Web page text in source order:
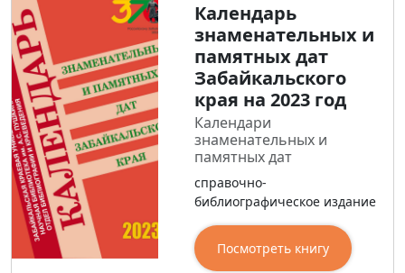
Календарь
знаменательных и
памятных дат
Забайкальского
края на 2023 год
Календари
знаменательных и
памятных дат
справочно-
библиографическое издание
Посмотреть книгу